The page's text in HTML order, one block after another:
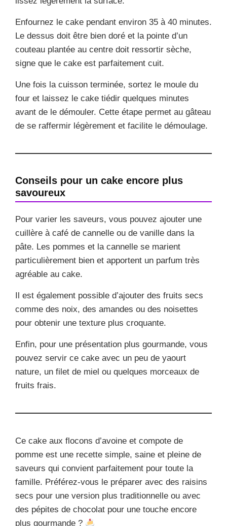
Enfournez le cake pendant environ 35 à 40 minutes.
Le dessus doit être bien doré et la pointe d’un
couteau plantée au centre doit ressortir sèche,
signe que le cake est parfaitement cuit.
Une fois la cuisson terminée, sortez le moule du
four et laissez le cake tiédir quelques minutes
avant de le démouler. Cette étape permet au gâteau
de se raffermir légèrement et facilite le démoulage.
Conseils pour un cake encore plus
savoureux
Pour varier les saveurs, vous pouvez ajouter une
cuillère à café de cannelle ou de vanille dans la
pâte. Les pommes et la cannelle se marient
particulièrement bien et apportent un parfum très
agréable au cake.
Il est également possible d’ajouter des fruits secs
comme des noix, des amandes ou des noisettes
pour obtenir une texture plus croquante.
Enfin, pour une présentation plus gourmande, vous
pouvez servir ce cake avec un peu de yaourt
nature, un filet de miel ou quelques morceaux de
fruits frais.
Ce cake aux flocons d’avoine et compote de
pomme est une recette simple, saine et pleine de
saveurs qui convient parfaitement pour toute la
famille. Préférez-vous le préparer avec des raisins
secs pour une version plus traditionnelle ou avec
des pépites de chocolat pour une touche encore
plus gourmande ?